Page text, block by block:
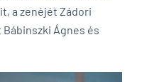
a zenéjét Zádori
Ágnes és